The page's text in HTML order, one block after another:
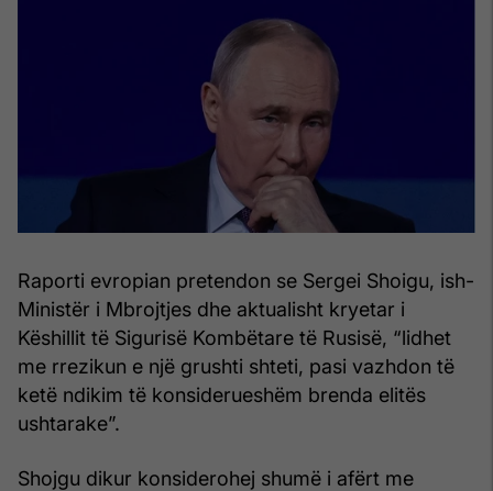
Raporti evropian pretendon se Sergei Shoigu, ish-
Ministër i Mbrojtjes dhe aktualisht kryetar i
Këshillit të Sigurisë Kombëtare të Rusisë, “lidhet
me rrezikun e një grushti shteti, pasi vazhdon të
ketë ndikim të konsiderueshëm brenda elitës
ushtarake”.
Shojgu dikur konsiderohej shumë i afërt me